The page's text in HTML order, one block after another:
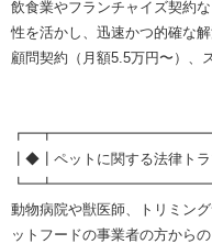
飲食業やフランチャイズ契約
性を活かし、迅速かつ的確な解
顧問契約（月額5.5万円〜）、
┃◆┃ペットに関する法律ト
動物病院や獣医師、トリミン
ットフードの事業者の方から